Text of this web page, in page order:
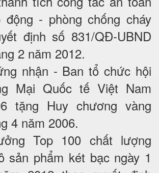
- phòng chống cháy
định số 831/QĐ-UBND
2 năm 2012.
nhận - Ban tổ chức hội
Mại Quốc tế Việt Nam
tặng Huy chương vàng
4 năm 2006.
Top 100 chất lượng
sản phẩm két bạc ngày 1